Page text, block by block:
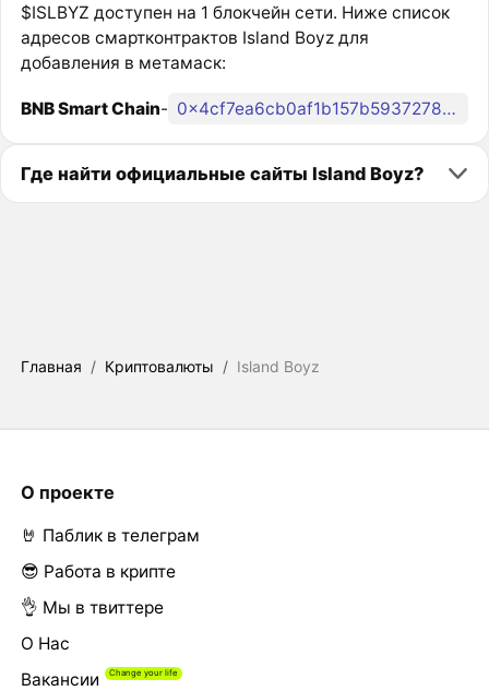
$ISLBYZ доступен на 1 блокчейн сети. Ниже список
адресов смартконтрактов Island Boyz для
добавления в метамаск:
BNB Smart Chain- 0x4cf7ea6cb0af1b157b59372780c9b68147ed0608
Где найти официальные сайты Island Boyz?
Главная / Криптовалюты / Island Boyz
О проекте
🤘 Паблик в телеграм
😎 Работа в крипте
👌 Мы в твиттере
О Нас
Вакансии